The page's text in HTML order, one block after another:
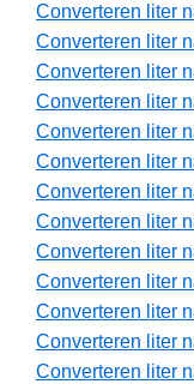
Converteren liter
Converteren liter
Converteren liter
Converteren liter
Converteren liter
Converteren liter
Converteren liter
Converteren liter
Converteren liter
Converteren liter
Converteren liter
Converteren liter
Converteren liter